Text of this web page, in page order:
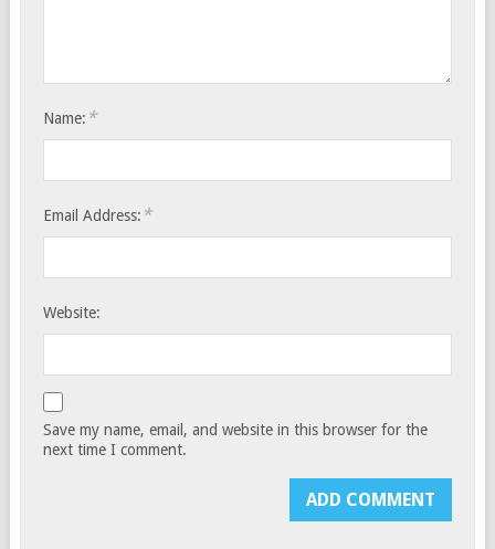
Name: *
Email Address: *
Website:
Save my name, email, and website in this browser for the
next time I comment.